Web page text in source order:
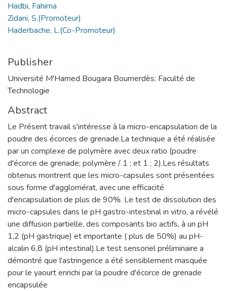
Hadbi, Fahima
Zidani, S.(Promoteur)
Haderbache, L.(Co-Promoteur)
Publisher
Université M'Hamed Bougara Boumerdès: Faculté de
Technologie
Abstract
Le Présent travail s'intéresse à la micro-encapsulation de la
poudre des écorces de grenade.La technique a été réalisée
par un complexe de polymère avec deux ratio (poudre
d'écorce de grenade; polymère / 1 ; et 1 ; 2).Les résultats
obtenus montrent que les micro-capsules sont présentées
sous forme d'agglomérat, avec une efficacité
d'encapsulation de plus de 90%. Le test de dissolution des
micro-capsules dans le pH gastro-intestinal in vitro, a révélé
une diffusion partielle, des composants bio actifs, à un pH
1,2 (pH gastrique) et importante ( plus de 50%) au pH-
alcalin 6,8 (pH intestinal).Le test sensoriel préliminaire a
démontré que l'astringence a été sensiblement masquée
pour le yaourt enrichi par la poudre d'écorce de grenade
encapsulée